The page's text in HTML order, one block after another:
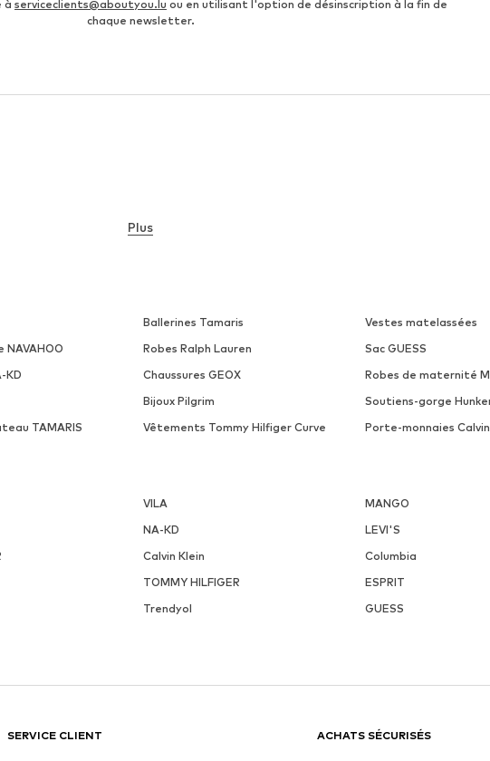
à serviceclients@aboutyou.lu ou en utilisant l'option de désinscription à la fin de
chaque newsletter.
Ballerines Tamaris
Vestes matelassées
NAVAHOO Robes Ralph Lauren
Sac GUESS
KD Chaussures GEOX
Robes de maternité
Bijoux Pilgrim
Soutiens-gorge
TAMARIS Vêtements Tommy Hilfiger Curve Porte-monnaies
VILA
MANGO
NA-KD
LEVI'S
Calvin Klein
Columbia
TOMMY HILFIGER
ESPRIT
Trendyol GUESS
SERVICE CLIENT ACHATS SÉCURISÉS
Plus